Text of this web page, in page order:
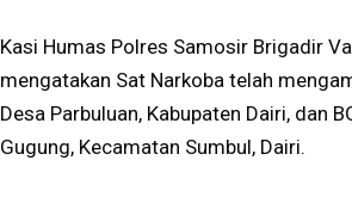
Kasi Humas Polres Samosir Brigadir
mengatakan Sat Narkoba telah
Desa Parbuluan, Kabupaten Dairi, dan
Gugung, Kecamatan Sumbul, Dairi.